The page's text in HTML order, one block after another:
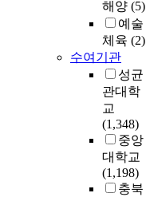
해양 (5)
예술
체육 (2)
수여기관
성균
관대학
교
(1,348)
중앙
대학교
(1,198)
충북